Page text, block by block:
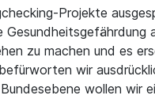
Projekte
zu machen und es
wir
wollen wir